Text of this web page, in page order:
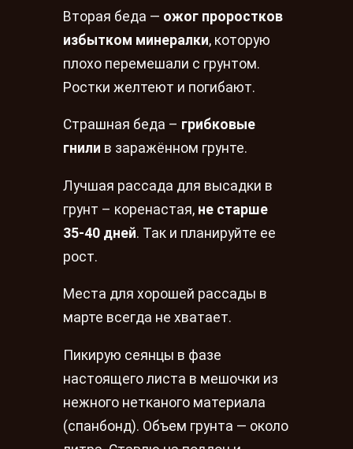
Вторая беда — ожог проростков
избытком минералки, которую
плохо перемешали с грунтом.
Ростки желтеют и погибают.
Страшная беда – грибковые
гнили в заражённом грунте.
Лучшая рассада для высадки в
грунт – коренастая, не старше
35-40 дней. Так и планируйте ее
рост.
Места для хорошей рассады в
марте всегда не хватает.
Пикирую сеянцы в фазе
настоящего листа в мешочки из
нежного нетканого материала
(спанбонд). Объем грунта — около